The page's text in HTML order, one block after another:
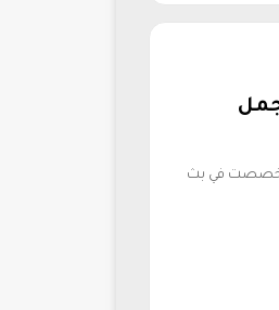
مباشر| أجمل
التي تخصصت في بث